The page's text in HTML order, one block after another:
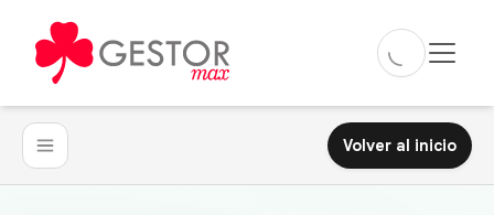
Volver al inicio